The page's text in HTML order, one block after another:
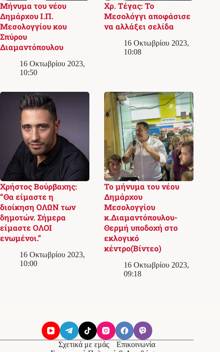
Μήνυμα του νέου
Δημάρχου Ι.Π.
Μεσολογγίου κου
Σπύρου
Διαμαντόπουλου
16 Οκτωβρίου 2023,
10:50
Χρ. Τέγας: Το
Μεσολόγγι αποφάσισε
να αλλάξει σελίδα
16 Οκτωβρίου 2023,
10:08
Χρήστος Βούρβαχης:
“Θα είμαστε η
διοίκηση ΟΛΩΝ των
δημοτών. Σήμερα
είμαστε ΟΛΟΙ
ενωμένοι.”
16 Οκτωβρίου 2023,
10:00
Το μήνυμα του νέου
Δημάρχου
Μεσολογγίου
κ.Διαμαντόπουλου-
Θερμή υποδοχή στο
εκλογικό
κέντρο(Βίντεο)
16 Οκτωβρίου 2023,
09:18
Σχετικά με εμάς
Επικοινωνία